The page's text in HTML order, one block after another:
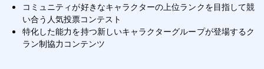
コミュニティが好きなキャラクターの上位ランクを目指して競
い合う人気投票コンテスト
特化した能力を持つ新しいキャラクターグループが登場するク
ラン制協力コンテンツ